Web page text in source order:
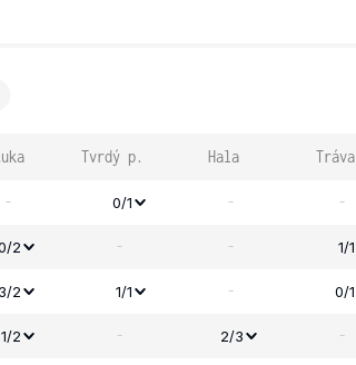
Tvrdý p. Hala Tráva
- 0/1 - -
2 - - 1/1
3/2 1/1 - 0/1
1/2 - 2/3 -